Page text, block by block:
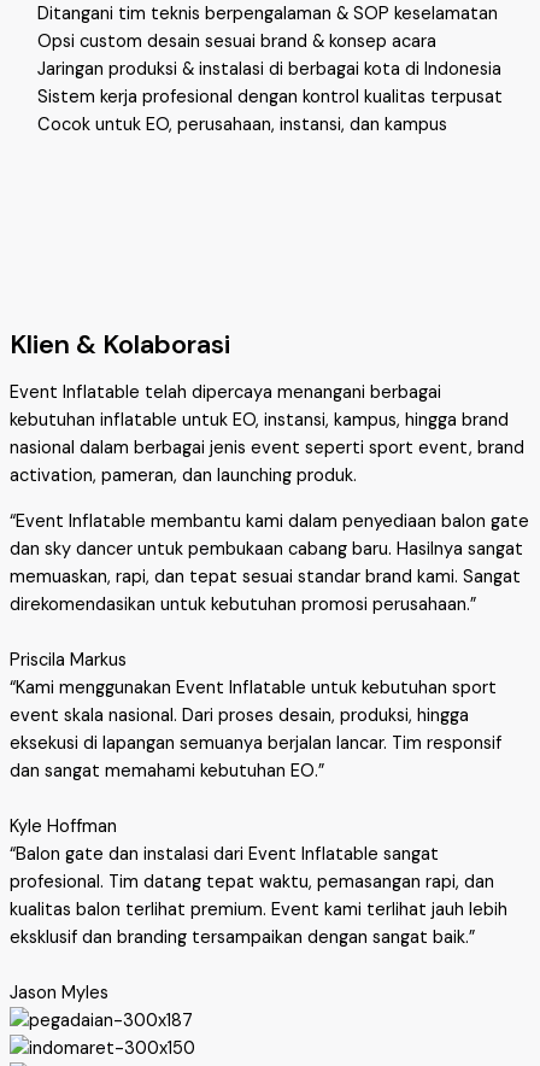
Ditangani tim teknis berpengalaman & SOP keselamatan
Opsi custom desain sesuai brand & konsep acara
Jaringan produksi & instalasi di berbagai kota di Indonesia
Sistem kerja profesional dengan kontrol kualitas terpusat
Cocok untuk EO, perusahaan, instansi, dan kampus
Klien & Kolaborasi
Event Inflatable telah dipercaya menangani berbagai
kebutuhan inflatable untuk EO, instansi, kampus, hingga brand
nasional dalam berbagai jenis event seperti sport event, brand
activation, pameran, dan launching produk.
“Event Inflatable membantu kami dalam penyediaan balon gate
dan sky dancer untuk pembukaan cabang baru. Hasilnya sangat
memuaskan, rapi, dan tepat sesuai standar brand kami. Sangat
direkomendasikan untuk kebutuhan promosi perusahaan.”
Priscila Markus
“Kami menggunakan Event Inflatable untuk kebutuhan sport
event skala nasional. Dari proses desain, produksi, hingga
eksekusi di lapangan semuanya berjalan lancar. Tim responsif
dan sangat memahami kebutuhan EO.”
Kyle Hoffman
“Balon gate dan instalasi dari Event Inflatable sangat
profesional. Tim datang tepat waktu, pemasangan rapi, dan
kualitas balon terlihat premium. Event kami terlihat jauh lebih
eksklusif dan branding tersampaikan dengan sangat baik.”
Jason Myles